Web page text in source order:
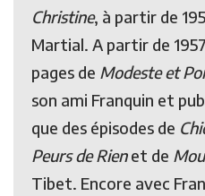
Christine, à partir de
Martial. A partir de
pages de Modeste et
son ami Franquin et
que des épisodes de
Peurs de Rienet de
Tibet. Encore avec